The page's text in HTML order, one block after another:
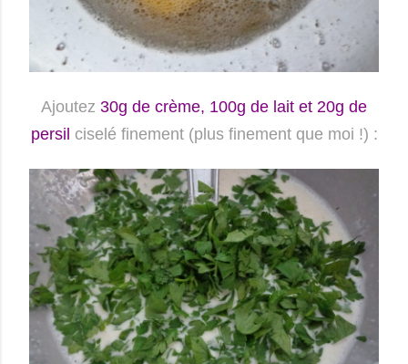
Ajoutez 30g de crème, 100g de lait et 20g de
persil ciselé finement (plus finement que moi !) :